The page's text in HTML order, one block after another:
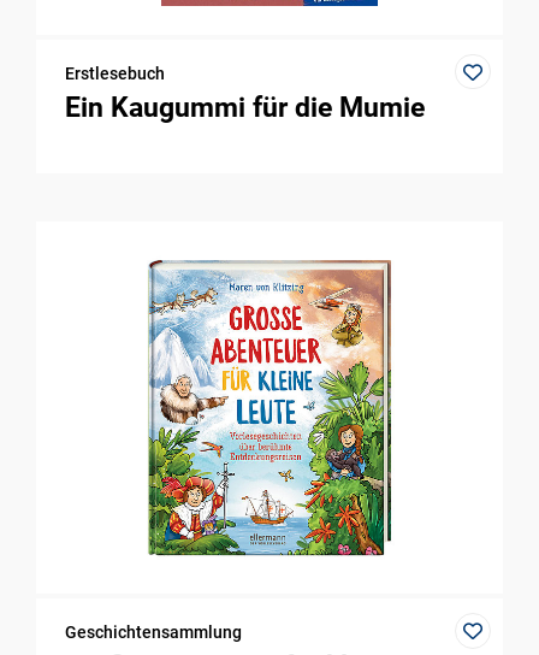
Erstlesebuch
Ein Kaugummi für die Mumie
Geschichtensammlung